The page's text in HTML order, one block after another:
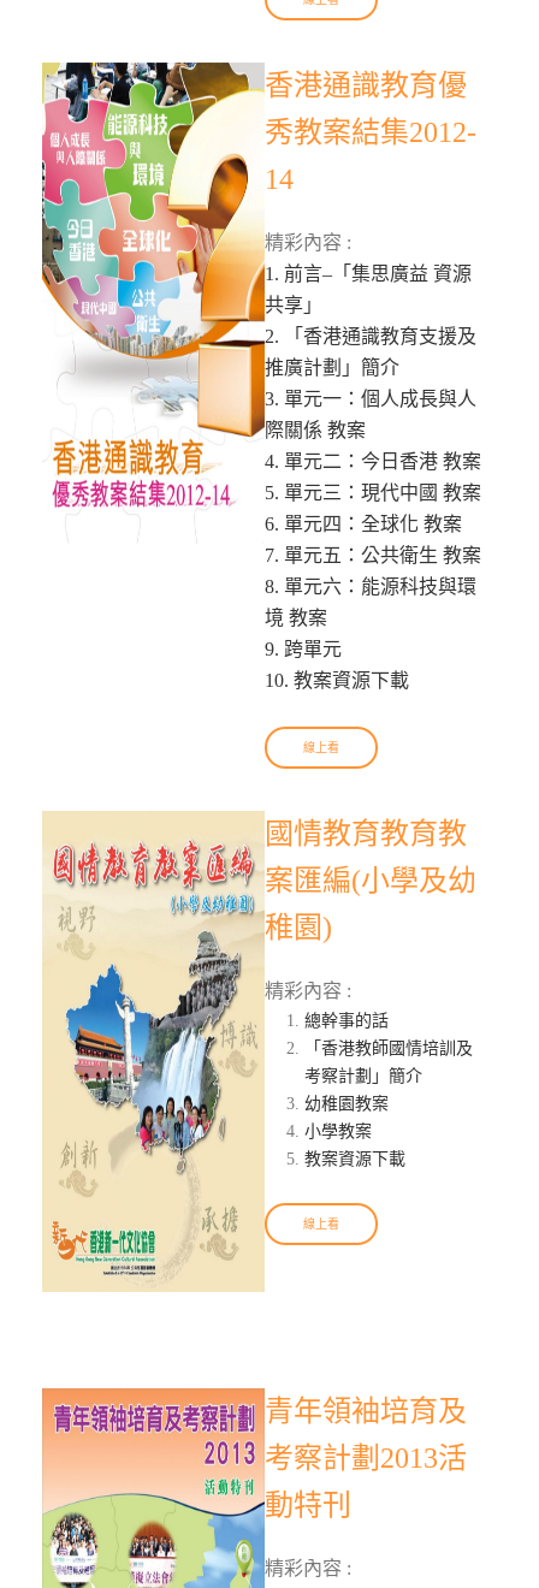
香港通識教育優
秀教案結集2012-
14
精彩內容 :
1. 前言–「集思廣益 資源
共享」
2. 「香港通識教育支援及
推廣計劃」簡介
3. 單元一：個人成長與人
際關係 教案
4. 單元二：今日香港 教案
5. 單元三：現代中國 教案
6. 單元四：全球化 教案
7. 單元五：公共衛生 教案
8. 單元六：能源科技與環
境 教案
9. 跨單元
10. 教案資源下載
線上看
國情教育教育教
案匯編(小學及幼
稚園)
精彩內容 :
總幹事的話
「香港教師國情培訓及
考察計劃」簡介
幼稚園教案
小學教案
教案資源下載
線上看
青年領袖培育及
考察計劃2013活
動特刊
精彩內容 :